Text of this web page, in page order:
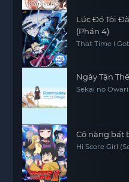
Lúc Đó Tôi
(Phần 4)
That Time I
Ngày Tận
Sekai no
Cô nàng bất
Hi Score Girl